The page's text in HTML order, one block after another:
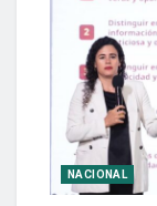
NACIONAL